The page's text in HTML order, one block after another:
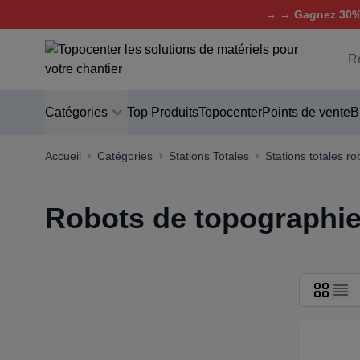
→ → Gagnez
Aller au contenu
Catégories Top ProduitsTopocenterPoints de vente
Accueil Catégories Stations Totales Stations totales
Robots de